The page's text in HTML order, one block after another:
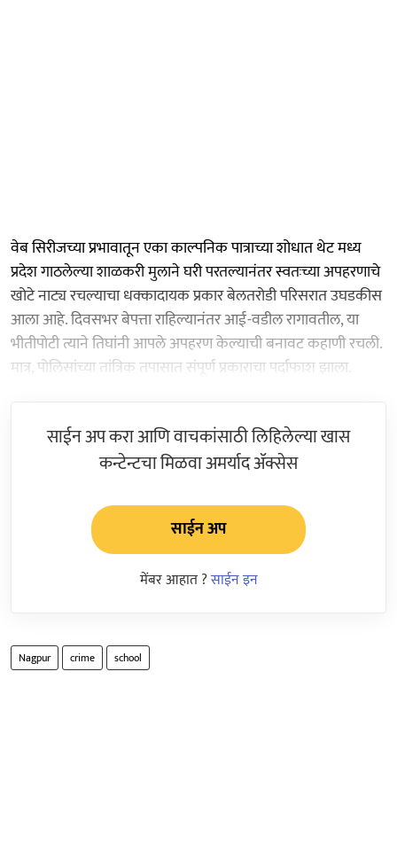
वेब सिरीजच्या प्रभावातून एका काल्पनिक पात्राच्या शोधात थेट मध्य
प्रदेश गाठलेल्या शाळकरी मुलाने घरी परतल्यानंतर स्वतःच्या अपहरणाचे
खोटे नाट्य रचल्याचा धक्कादायक प्रकार बेलतरोडी परिसरात उघडकीस
आला आहे. दिवसभर बेपत्ता राहिल्यानंतर आई-वडील रागावतील, या
भीतीपोटी त्याने तिघांनी आपले अपहरण केल्याची बनावट कहाणी रचली.
मात्र, पोलिसांच्या तांत्रिक तपासात संपूर्ण प्रकाराचा पर्दाफाश झाला.
साईन अप करा आणि वाचकांसाठी लिहिलेल्या खास
कन्टेन्टचा मिळवा अमर्याद ॲक्सेस
साईन अप
मेंबर आहात ?साईन इन
Nagpur crime school